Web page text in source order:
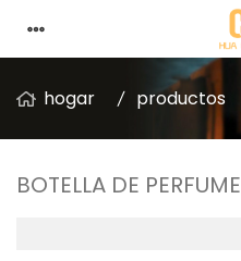
hogar productos
BOTELLA DE PERFUME